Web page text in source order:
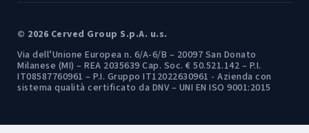
© 2026 Cerved Group S.p.A. u.s.
Via dell’Unione Europea n. 6/A-6/B – 20097 San Donato
Milanese (MI) – REA 2035639 Cap. Soc. € 50.521.142 – P.I.
IT08587760961 – P.I. Gruppo IT12022630961 - Azienda con
sistema qualità certificato da DNV – UNI EN ISO 9001:2015